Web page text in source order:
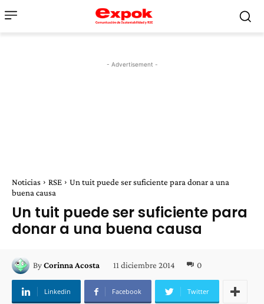
- Advertisement -
Noticias RSE
Un tuit puede ser suficiente para donar a una
buena causa
Un tuit puede ser suficiente para
donar a una buena causa
ByCorinna Acosta 11 diciembre 2014 0
Linkedin Facebook Twitter